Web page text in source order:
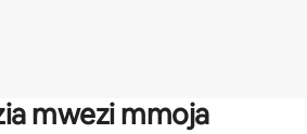
mwezi mmoja